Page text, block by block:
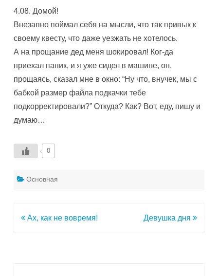
4.08. Домой!
Внезапно поймал себя на мысли, что так привык к
своему квесту, что даже уезжать не хотелось.
А на прощание дед меня шокировал! Ког-да
приехал папик, и я уже сидел в машине, он,
прощаясь, сказал мне в окно: “Hу что, внучек, мы с
бабкой размер файла подкачки тебе
подкорректировали?” Откуда? Как? Вот, еду, пишу и
думаю…
0
Основная
Навигация
Ах, как не вовремя! Девушка дня